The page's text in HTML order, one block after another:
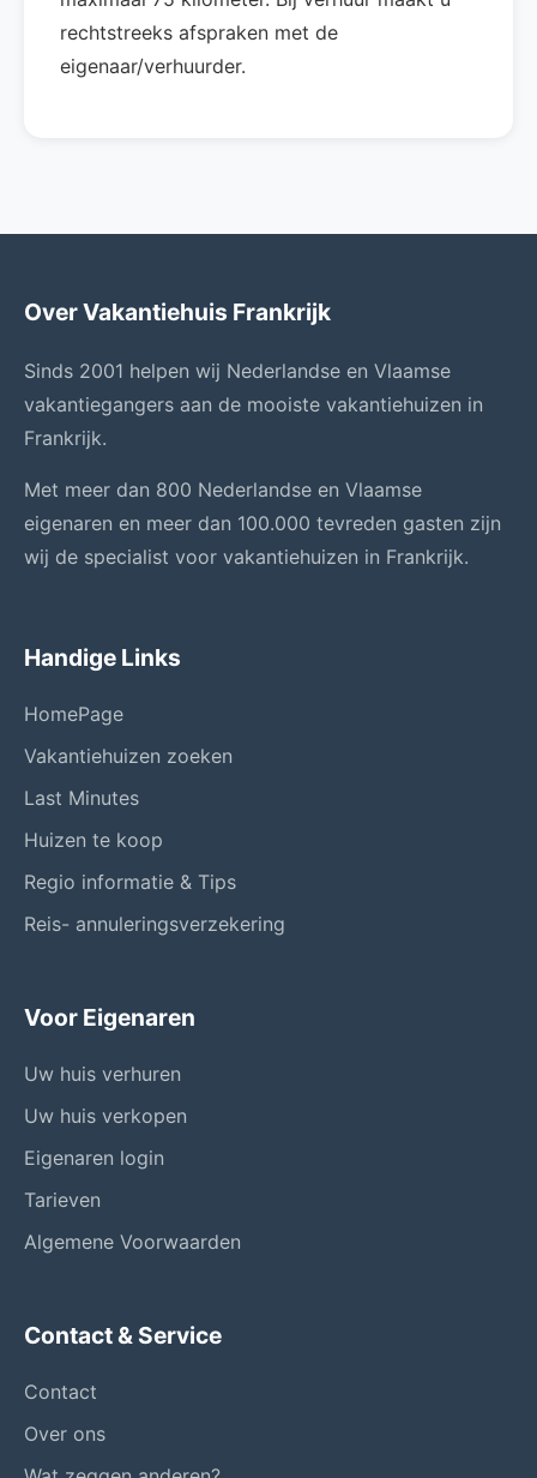
rechtstreeks afspraken met de
eigenaar/verhuurder.
Over Vakantiehuis Frankrijk
Sinds 2001 helpen wij Nederlandse en Vlaamse
vakantiegangers aan de mooiste vakantiehuizen in
Frankrijk.
Met meer dan 800 Nederlandse en Vlaamse
eigenaren en meer dan 100.000 tevreden gasten zijn
wij de specialist voor vakantiehuizen in Frankrijk.
Handige Links
HomePage
Vakantiehuizen zoeken
Last Minutes
Huizen te koop
Regio informatie & Tips
Reis- annuleringsverzekering
Voor Eigenaren
Uw huis verhuren
Uw huis verkopen
Eigenaren login
Tarieven
Algemene Voorwaarden
Contact & Service
Contact
Over ons